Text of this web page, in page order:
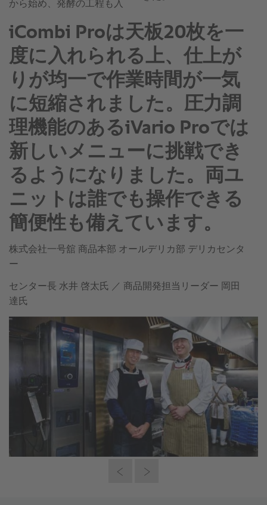
iCombi Proは天板20枚を一
度に入れられる上、仕上が
りが均一で作業時間が一気
に短縮されました。圧力調
理機能のあるiVario Proでは
新しいメニューに挑戦でき
るようになりました。両ユ
ニットは誰でも操作できる
簡便性も備えています。
株式会社一号舘 商品本部 オールデリカ部 デリカセンタ
ー
センター長 水井 啓太氏 ／ 商品開発担当リーダー 岡田
達氏